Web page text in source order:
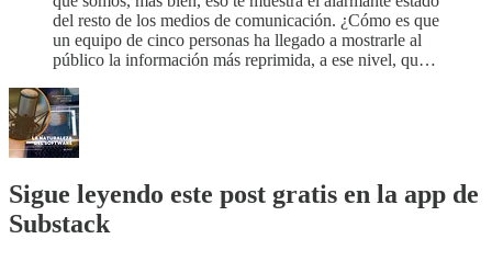
del resto de los medios de comunicación. ¿Cómo es que
un equipo de cinco personas ha llegado a mostrarle al
público la información más reprimida, a ese nivel, qu…
Sigue leyendo este post gratis en la app de
Substack